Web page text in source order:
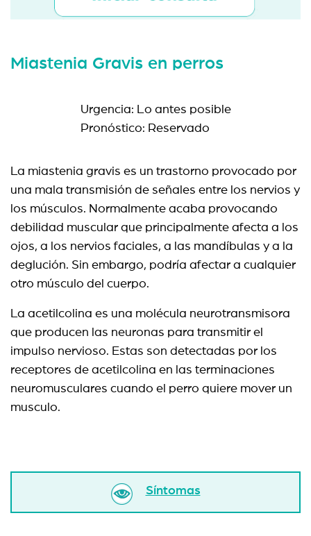
Miastenia Gravis en perros
Urgencia: Lo antes posible
Pronóstico: Reservado
La miastenia gravis es un trastorno provocado por
una mala transmisión de señales entre los nervios y
los músculos. Normalmente acaba provocando
debilidad muscular que principalmente afecta a los
ojos, a los nervios faciales, a las mandíbulas y a la
deglución. Sin embargo, podría afectar a cualquier
otro músculo del cuerpo.
La acetilcolina es una molécula neurotransmisora
que producen las neuronas para transmitir el
impulso nervioso. Estas son detectadas por los
receptores de acetilcolina en las terminaciones
neuromusculares cuando el perro quiere mover un
musculo.
Síntomas